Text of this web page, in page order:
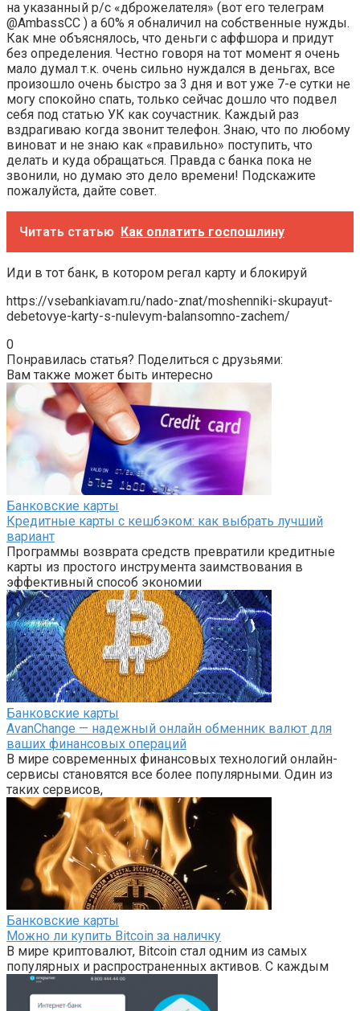
на указанный р/с «дброжелателя» (вот его телеграм
@AmbassCC ) а 60% я обналичил на собственные нужды.
Как мне объяснялось, что деньги с аффшора и придут
без определения. Честно говоря на тот момент я очень
мало думал т.к. очень сильно нуждался в деньгах, все
произошло очень быстро за 3 дня и вот уже 7-е сутки не
могу спокойно спать, только сейчас дошло что подвел
себя под статью УК как соучастник. Каждый раз
вздрагиваю когда звонит телефон. Знаю, что по любому
виноват и не знаю как «правильно» поступить, что
делать и куда обращаться. Правда с банка пока не
звонили, но думаю это дело времени! Подскажите
пожалуйста, дайте совет.
Читать статью Как оплатить госпошлину
Иди в тот банк, в котором регал карту и блокируй
https://vsebankiavam.ru/nado-znat/moshenniki-skupayut-
debetovye-karty-s-nulevym-balansomno-zachem/
0
Понравилась статья? Поделиться с друзьями:
Вам также может быть интересно
Банковские карты
Кредитные карты с кешбэком: как выбрать лучший
вариант
Программы возврата средств превратили кредитные
карты из простого инструмента заимствования в
эффективный способ экономии
Банковские карты
AvanChange — надежный онлайн обменник валют для
ваших финансовых операций
В мире современных финансовых технологий онлайн-
сервисы становятся все более популярными. Один из
таких сервисов,
Банковские карты
Можно ли купить Bitcoin за наличку
В мире криптовалют, Bitcoin стал одним из самых
популярных и распространенных активов. С каждым